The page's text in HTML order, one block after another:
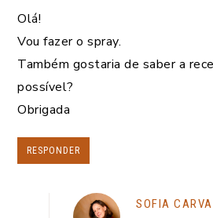
Olá!
Vou fazer o spray.
Também gostaria de saber a
possível?
Obrigada
RESPONDER
SOFIA